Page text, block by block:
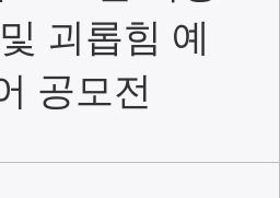
괴롭힘 예
공모전